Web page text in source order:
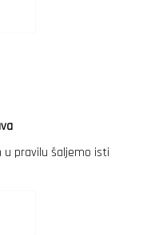
u pravilu šaljemo isti